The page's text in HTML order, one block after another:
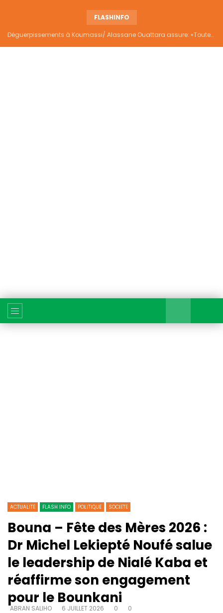
FLASHINFO
Déguerpissements à Koumassi/ Alassane Ouattara assure: «Toutes les responsabilités seront établies et elles donneront lieu aux sanctions prévues par la loi»
ACTUALITE FLASH INFO POLITIQUE SOCIETE
Bouna – Fête des Mères 2026 :
Dr Michel Lekiepté Noufé salue
le leadership de Nialé Kaba et
réaffirme son engagement
pour le Bounkani
ABRAN SALIHO 6 JUILLET 2026 0 0